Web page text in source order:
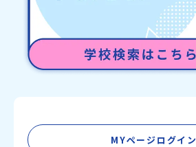
MYページログイン